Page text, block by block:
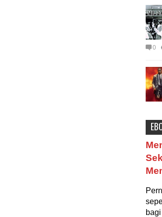
0